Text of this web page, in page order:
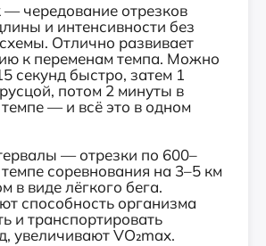
чередование отрезков
и интенсивности без
Отлично развивает
к переменам темпа. Можно
секунд быстро, затем 1
потом 2 минуты в
— и всё это в одном
— отрезки по 600–
соревнования на 3–5 км
в виде лёгкого бега.
способность организма
и транспортировать
увеличивают VO₂max.